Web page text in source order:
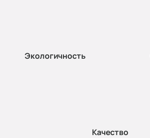
Экологичность
Качество